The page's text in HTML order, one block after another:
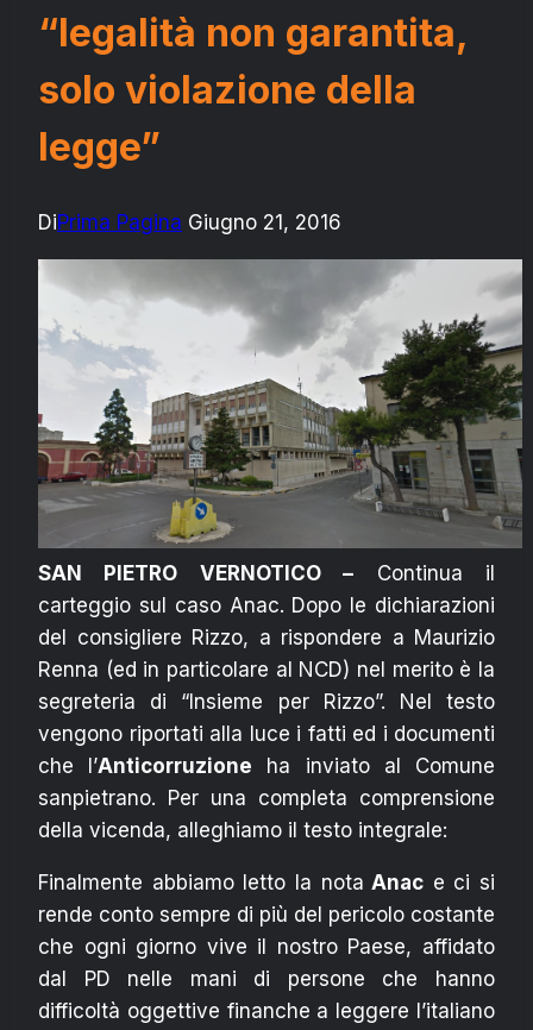
“legalità non garantita,
solo violazione della
legge”
DiPrima Pagina Giugno 21, 2016
SAN PIETRO VERNOTICO – Continua il
carteggio sul caso Anac. Dopo le dichiarazioni
del consigliere Rizzo, a rispondere a Maurizio
Renna (ed in particolare al NCD) nel merito è la
segreteria di “Insieme per Rizzo”. Nel testo
vengono riportati alla luce i fatti ed i documenti
che l’Anticorruzione ha inviato al Comune
sanpietrano. Per una completa comprensione
della vicenda, alleghiamo il testo integrale:
Finalmente abbiamo letto la nota Anac e ci si
rende conto sempre di più del pericolo costante
che ogni giorno vive il nostro Paese, affidato
dal PD nelle mani di persone che hanno
difficoltà oggettive finanche a leggere l’italiano